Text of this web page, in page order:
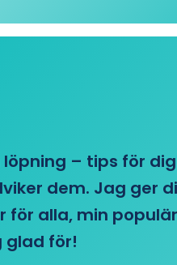
– tips för
dem. Jag ger
för alla, min
glad för!